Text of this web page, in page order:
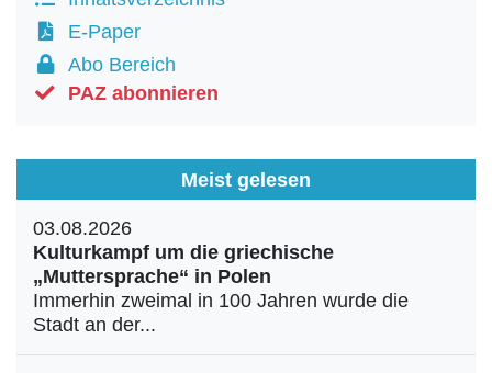
E-Paper
Abo Bereich
PAZ abonnieren
Meist gelesen
03.08.2026
Kulturkampf um die griechische
„Muttersprache“ in Polen
Immerhin zweimal in 100 Jahren wurde die
Stadt an der...